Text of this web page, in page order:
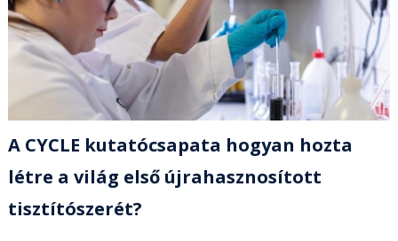
A CYCLE kutatócsapata hogyan hozta
létre a világ első újrahasznosított
tisztítószerét?